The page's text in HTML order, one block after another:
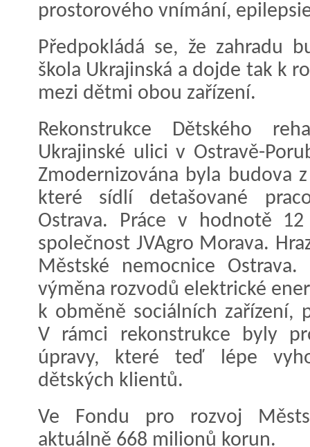
prostorového vnímání,
Předpokládá se, že zahradu
škola Ukrajinská a dojde tak k
mezi dětmi obou zařízení.
Rekonstrukce Dětského
Ukrajinské ulici v Ostravě-
Zmodernizována byla budova
které sídlí detašované
Ostrava. Práce v hodnotě
společnost JVAgro Morava.
Městské nemocnice
výměna rozvodů elektrické
k obměně sociálních zařízení,
V rámci rekonstrukce byly
úpravy, které teď lépe
dětských klientů.
Ve Fondu pro rozvoj
aktuálně 668 milionů korun.